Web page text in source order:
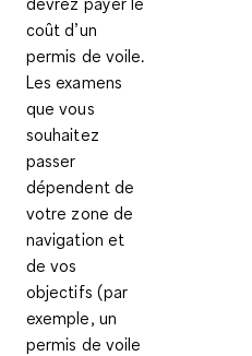
coût d’un
permis de voile.
Les examens
que vous
souhaitez
passer
dépendent de
votre zone de
navigation et
de vos
objectifs (par
exemple, un
permis de voile